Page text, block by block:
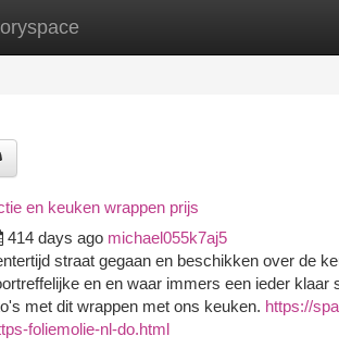
New Site Listings
en keuken wrappen prijs
414 days ago michael055k7aj5
straat gegaan en beschikken over de
en en waar immers een ieder
met dit wrappen met ons keuken. https://
foliemolie-nl-do.html